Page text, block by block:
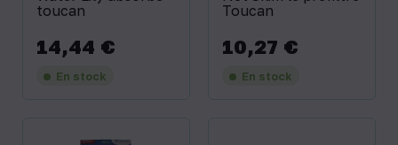
toucan
Prix
14,44 €
En stock
Toucan
Prix
10,27 €
En stock